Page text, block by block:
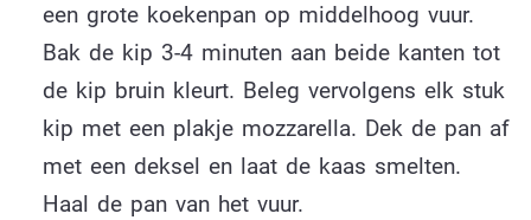
een grote koekenpan op middelhoog vuur.
Bak de kip 3-4 minuten aan beide kanten tot
de kip bruin kleurt. Beleg vervolgens elk stuk
kip met een plakje mozzarella. Dek de pan af
met een deksel en laat de kaas smelten.
Haal de pan van het vuur.